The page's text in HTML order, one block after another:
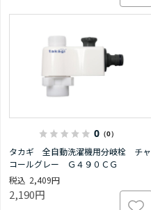
0 （0）
タカギ 全自動洗濯機用分岐栓 チャ
コールグレー Ｇ４９０ＣＧ
2,409円
2,190円